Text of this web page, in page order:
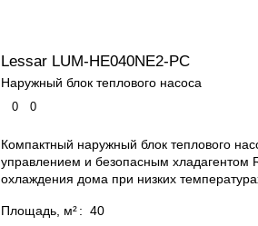
Lessar LUM-HE040NE2-PC
Наружный блок теплового насоса
0 0
Компактный наружный блок теплового
управлением и безопасным хладагентом
охлаждения дома при низких
Площадь, м²: 40